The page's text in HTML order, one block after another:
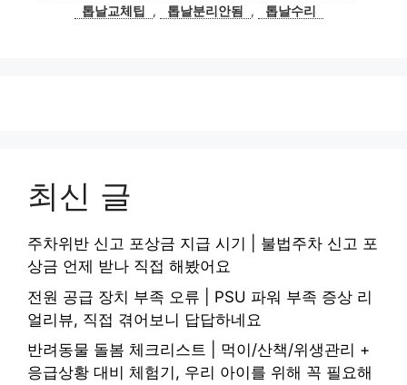
톱날교체팁
, 톱날분리안됨 , 톱날수리
최신 글
주차위반 신고 포상금 지급 시기 | 불법주차 신고 포
상금 언제 받나 직접 해봤어요
전원 공급 장치 부족 오류 | PSU 파워 부족 증상 리
얼리뷰, 직접 겪어보니 답답하네요
반려동물 돌봄 체크리스트 | 먹이/산책/위생관리 +
응급상황 대비 체험기, 우리 아이를 위해 꼭 필요해